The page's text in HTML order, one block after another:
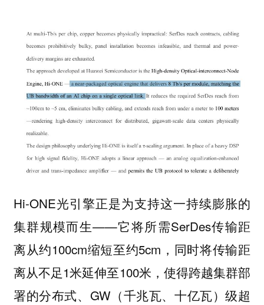
Hi-ONE光引擎正是为支持这一持续膨胀的
集群规模而生——它将所需SerDes传输距
离从约100cm缩短至约5cm，同时将传输距
离从不足1米延伸至100米，使得跨越集群部
署的分布式、GW（千兆瓦、十亿瓦）级超